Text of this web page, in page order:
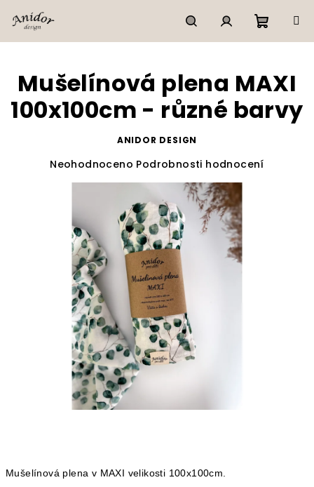
na
HledatPřihlášení
košík
Mušelínová plena v MAXI velikosti 100x100cm.
Mušelínová plena MAXI
100x100cm - různé barvy
ANIDOR DESIGN
PrůměrnéNeohodnoceno Podrobnosti hodnocení